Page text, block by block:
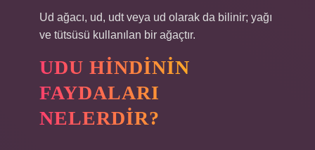
Ud ağacı, ud, udt veya ud olarak da bilinir; yağı
ve tütsüsü kullanılan bir ağaçtır.
UDU HINDININ
FAYDALARI
NELERDIR?